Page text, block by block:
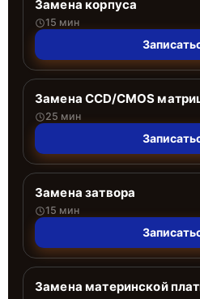
Замена корпуса
15 мин
Замена CCD/CMOS
25 мин
Замена затвора
15 мин
Замена материнской